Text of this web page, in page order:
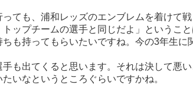
ても、浦和レッズのエンブレムを着けて
ップチームの選手と同じだよ」というこ
も持ってもらいたいですね。今の3年生
も出てくると思います。それは決して悪
いなというところぐらいですかね。